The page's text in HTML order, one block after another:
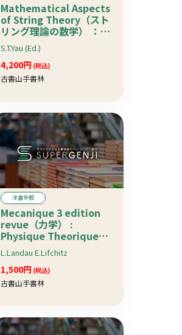
Mathematical Aspects
of String Theory（スト
リング理論の数学） ：
Advanced Series in
Mathematical Physics-
Vol. 1
S.T.Yau (Ed.)
4,200円 (税込)
古書山手書林
洋書全般
Mecanique 3 edition
revue（力学） :
Physique Theorique
Tome 1（仏）
L.Landau E.Lifchitz
1,500円 (税込)
古書山手書林